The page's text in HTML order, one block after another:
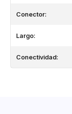
Conector:
Largo:
Conectividad: